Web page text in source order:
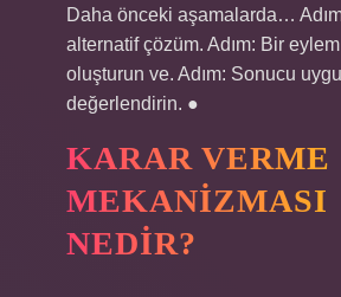
Daha önceki aşamalarda…
alternatif çözüm. Adım: Bir eylem
oluşturun ve. Adım: Sonucu
değerlendirin. ●
KARAR VERME
MEKANIZMASI
NEDIR?